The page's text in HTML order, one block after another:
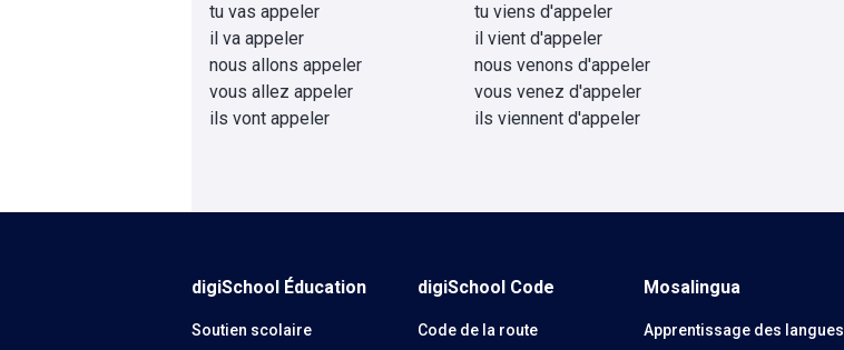
tu vas appeler
il va appeler
nous allons appeler
vous allez appeler
ils vont appeler
tu viens d'appeler
il vient d'appeler
nous venons d'appeler
vous venez d'appeler
ils viennent d'appeler
digiSchool Éducation
Soutien scolaire
digiSchool Code
Code de la route
Mosalingua
Apprentissage des langues